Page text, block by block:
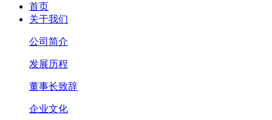
首页
关于我们
公司简介
发展历程
董事长致辞
企业文化